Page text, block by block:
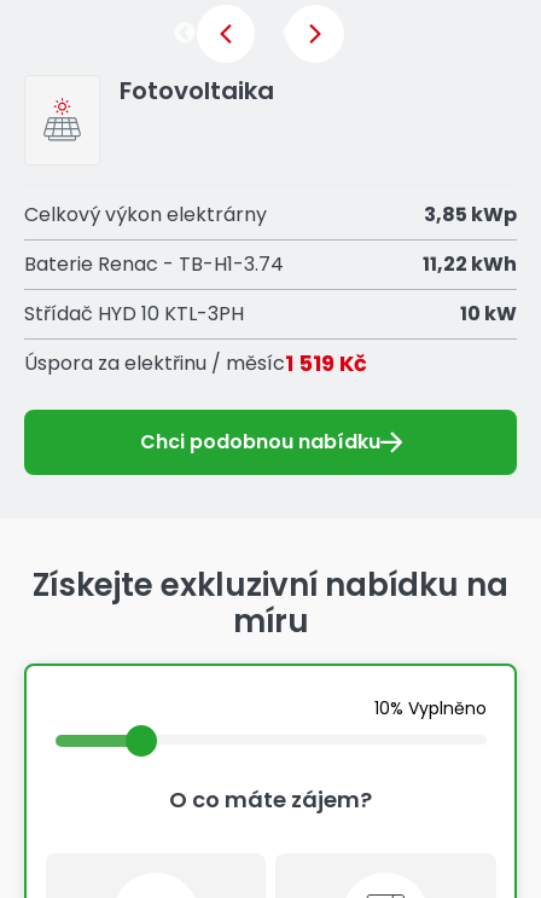
Fotovoltaika
Celkový výkon elektrárny
3,85 kWp
Baterie Renac - TB-H1-3.74
11,22 kWh
Střídač HYD 10 KTL-3PH
10 kW
Úspora za elektřinu / měsíc1 519 Kč
Chci podobnou nabídku
Previous Next
Získejte exkluzivní nabídku na
míru
10% Vyplněno
O co máte zájem?